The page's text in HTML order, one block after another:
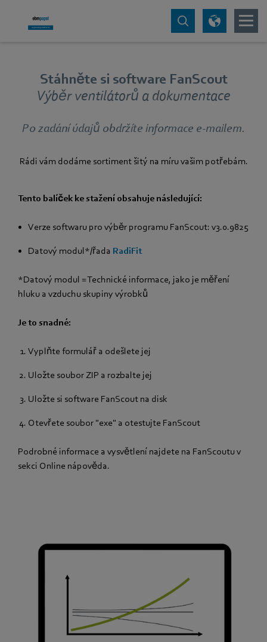
Stáhněte si software FanScout
Výběr ventilátorů a dokumentace
Po zadání údajů obdržíte informace e-mailem.
Rádi vám dodáme sortiment šitý na míru vašim potřebám.
Tento balíček ke stažení obsahuje následující:
Verze softwaru pro výběr programu FanScout: v3.0.9825
Datový modul*/řada RadiFit
*Datový modul = Technické informace, jako je měření
hluku a vzduchu skupiny výrobků
Je to snadné:
Vyplňte formulář a odešlete jej
Uložte soubor ZIP a rozbalte jej
Uložte si software FanScout na disk
Otevřete soubor "exe" a otestujte FanScout
Podrobné informace a vysvětlení najdete na FanScoutu v
sekci Online nápověda.